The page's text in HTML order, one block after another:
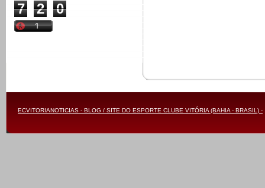
7
2 0
ECVITORIANOTICIAS - BLOG / SITE DO ESPORTE CLUBE VITÓRIA (BAHIA - BRASIL) -